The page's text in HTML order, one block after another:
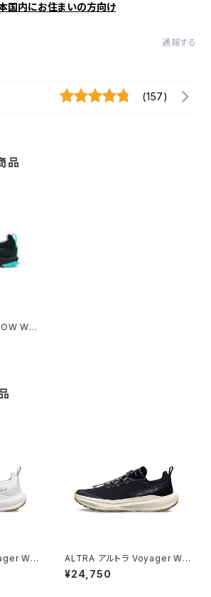
国内にお住まいの方向け
通報する
(157)
品
W
ープ
Wo
ALTRA アルトラ Voyager Wo
men's / Black White
¥24,750